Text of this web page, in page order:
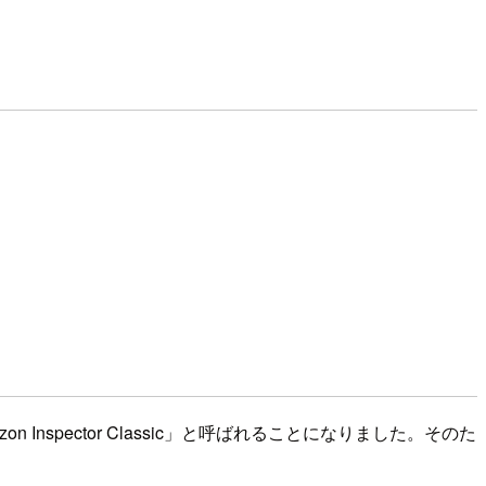
Inspector Classic」と呼ばれることになりました。そのた